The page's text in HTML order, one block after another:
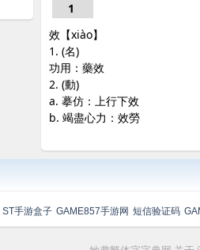
1
效【xiào】
1. (名)
功用：藥效
2. (動)
a. 摹仿：上行下效
b. 竭盡心力：效勞
ST手游盒子 GAME857手游网 短信验证码